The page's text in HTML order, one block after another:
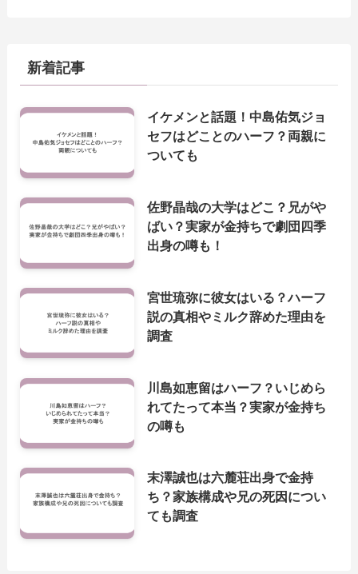
新着記事
イケメンと話題！中島佑気ジョ
セフはどことのハーフ？両親に
ついても
佐野晶哉の大学はどこ？兄がや
ばい？実家が金持ちで劇団四季
出身の噂も！
宮世琉弥に彼女はいる？ハーフ
説の真相やミルク辞めた理由を
調査
川島如恵留はハーフ？いじめら
れてたって本当？実家が金持ち
の噂も
末澤誠也は六麓荘出身で金持
ち？家族構成や兄の死因につい
ても調査